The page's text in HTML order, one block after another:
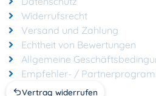
Widerrufsrecht
Versand und Zahlung
Echtheit von Bewertungen
Allgemeine
Empfehler- /
Vertrag widerrufen